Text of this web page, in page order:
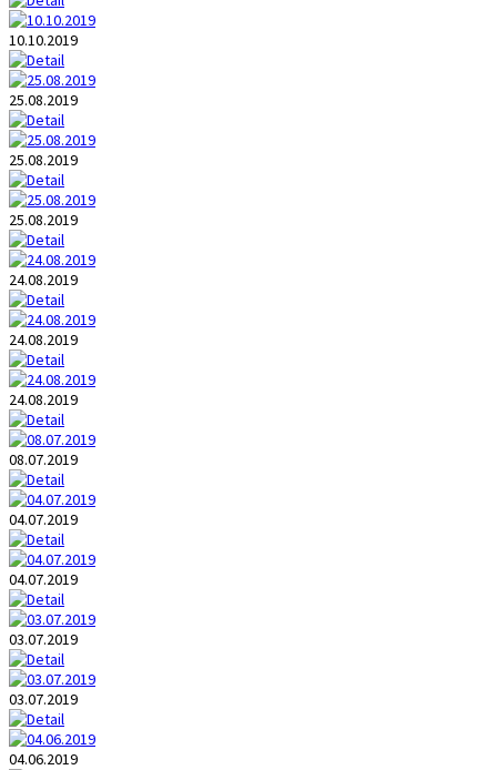
10.10.2019
25.08.2019
25.08.2019
25.08.2019
24.08.2019
24.08.2019
24.08.2019
08.07.2019
04.07.2019
04.07.2019
03.07.2019
03.07.2019
04.06.2019